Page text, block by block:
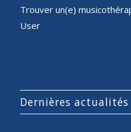
Trouver un(e)
User
Dernières actualités